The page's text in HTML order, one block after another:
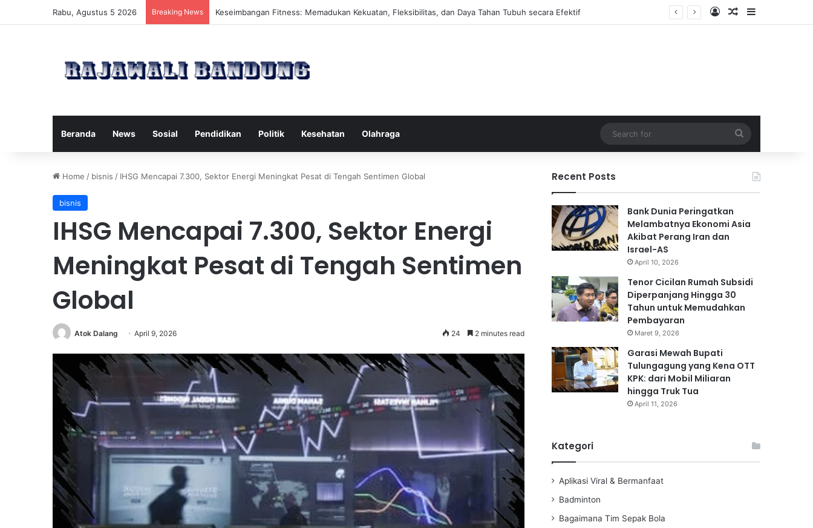
Rabu, Agustus 5 2026 Breaking News Manfaat Pilates Reformer untuk Meningkatkan Kekuatan Otot Inti Secara Efektif Log InRandom Article
Sidebar
Beranda News Sosial Pendidikan Politik Kesehatan Olahraga
for
Home / bisnis / IHSG Mencapai 7.300, Sektor Energi Meningkat Pesat di Tengah Sentimen Global
bisnis
IHSG Mencapai 7.300, Sektor Energi
Meningkat Pesat di Tengah Sentimen
Global
Atok Dalang April 9, 2026 24 2 minutes read
Recent Posts
Bank Dunia Peringatkan
Melambatnya Ekonomi Asia
Akibat Perang Iran dan
Israel-AS
April 10, 2026
Tenor Cicilan Rumah Subsidi
Diperpanjang Hingga 30
Tahun untuk Memudahkan
Pembayaran
Maret 9, 2026
Garasi Mewah Bupati
Tulungagung yang Kena OTT
KPK: dari Mobil Miliaran
hingga Truk Tua
April 11, 2026
Kategori
Aplikasi Viral & Bermanfaat
Badminton
Bagaimana Tim Sepak Bola